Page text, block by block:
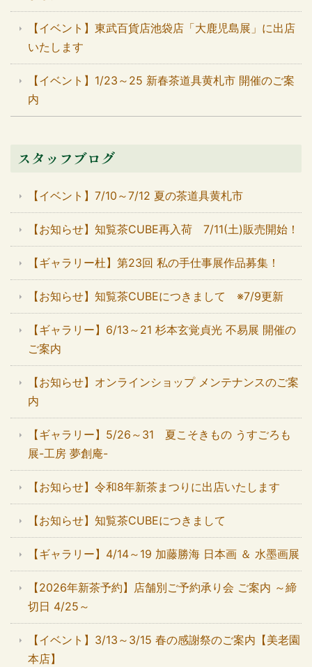
【イベント】東武百貨店池袋店「大鹿児島展」に出店
いたします
【イベント】1/23～25 新春茶道具黄札市 開催のご案
内
スタッフブログ
【イベント】7/10～7/12 夏の茶道具黄札市
【お知らせ】知覧茶CUBE再入荷 7/11(土)販売開始！
【ギャラリー杜】第23回 私の手仕事展作品募集！
【お知らせ】知覧茶CUBEにつきまして ※7/9更新
【ギャラリー】6/13～21 杉本玄覚貞光 不易展 開催の
ご案内
【お知らせ】オンラインショップ メンテナンスのご案
内
【ギャラリー】5/26～31 夏こそきもの うすごろも
展-工房 夢創庵-
【お知らせ】令和8年新茶まつりに出店いたします
【お知らせ】知覧茶CUBEにつきまして
【ギャラリー】4/14～19 加藤勝海 日本画 ＆ 水墨画展
【2026年新茶予約】店舗別ご予約承り会 ご案内 ～締
切日 4/25～
【イベント】3/13～3/15 春の感謝祭のご案内【美老園
本店】